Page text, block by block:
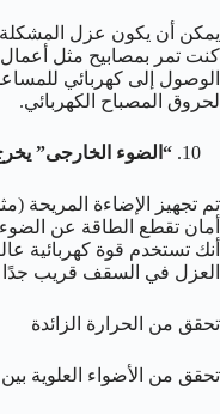
يمكن أن يكون عزل المشكلة
كنت تمر بمصابيح مثل أعمال
الوصول إلى كهربائي
لحروق المصباح الكهربائي.
“الضوء الخارجى”
تم تجهيز الإضاءة المريحة
أمان تقطع الطاقة عن الضوء
أنك تستخدم قوة كهربائية
العزل في السقف قريب جدًا
تحقق من الحرارة الزائدة
تحقق من الأضواء العلوية